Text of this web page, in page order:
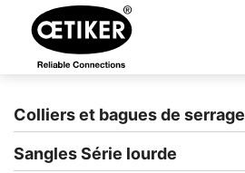
Colliers et bagues de serrage
Sangles Série lourde